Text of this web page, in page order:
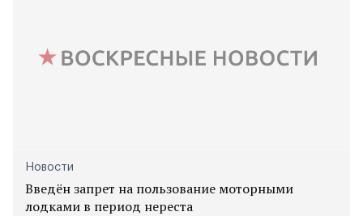
Новости
Введён запрет на пользование моторными
лодками в период нереста